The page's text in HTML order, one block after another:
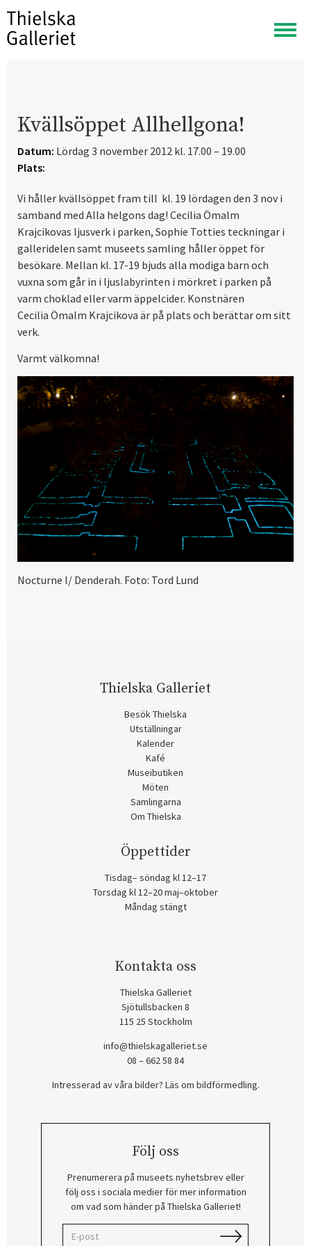
Visa
meny
Kvällsöppet Allhellgona!
Datum: Lördag 3 november 2012 kl. 17.00 – 19.00
Plats:
Vi håller kvällsöppet fram till kl. 19 lördagen den 3 nov i
samband med Alla helgons dag! Cecilia Ömalm
Krajcikovas ljusverk i parken, Sophie Totties teckningar i
galleridelen samt museets samling håller öppet för
besökare. Mellan kl. 17-19 bjuds alla modiga barn och
vuxna som går in i ljuslabyrinten i mörkret i parken på
varm choklad eller varm äppelcider. Konstnären
Cecilia Ömalm Krajcikova är på plats och berättar om sitt
verk.
Varmt välkomna!
Nocturne I/ Denderah. Foto: Tord Lund
Thielska Galleriet
Besök Thielska
Utställningar
Kalender
Kafé
Museibutiken
Möten
Samlingarna
Om Thielska
Öppettider
Tisdag– söndag kl 12–17
Torsdag kl 12–20 maj–oktober
Måndag stängt
Kontakta oss
Thielska Galleriet
Sjötullsbacken 8
115 25 Stockholm
info@thielskagalleriet.se
08 – 662 58 84
Intresserad av våra bilder? Läs om bildförmedling.
Följ oss
Prenumerera på museets nyhetsbrev eller
följ oss i sociala medier för mer information
om vad som händer på Thielska Galleriet!